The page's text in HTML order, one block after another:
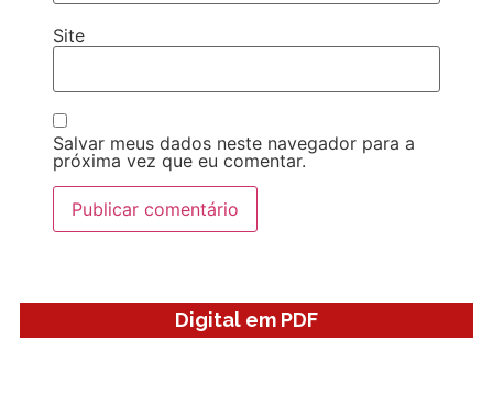
Site
Salvar meus dados neste navegador para a
próxima vez que eu comentar.
Digital em PDF